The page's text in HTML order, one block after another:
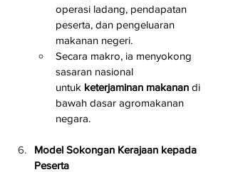
operasi ladang, pendapatan
peserta, dan pengeluaran
makanan negeri.
Secara makro, ia menyokong
sasaran nasional
untuk keterjaminan makanan di
bawah dasar agromakanan
negara.
Model Sokongan Kerajaan kepada
Peserta